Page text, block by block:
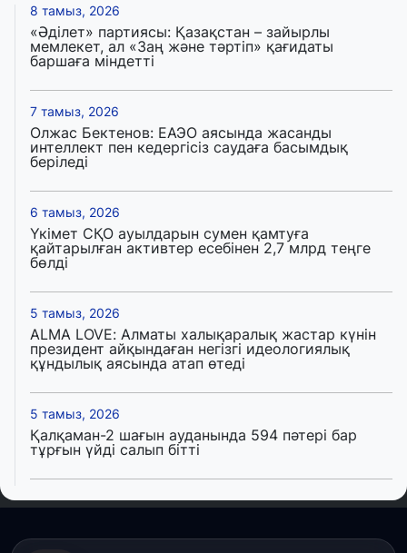
8 тамыз, 2026
«Әділет» партиясы: Қазақстан – зайырлы
мемлекет, ал «Заң және тәртіп» қағидаты
баршаға міндетті
7 тамыз, 2026
Олжас Бектенов: ЕАЭО аясында жасанды
интеллект пен кедергісіз саудаға басымдық
беріледі
6 тамыз, 2026
Үкімет СҚО ауылдарын сумен қамтуға
қайтарылған активтер есебінен 2,7 млрд теңге
бөлді
5 тамыз, 2026
ALMA LOVE: Алматы халықаралық жастар күнін
президент айқындаған негізгі идеологиялық
құндылық аясында атап өтеді
5 тамыз, 2026
Қалқаман-2 шағын ауданында 594 пәтері бар
тұрғын үйді салып бітті
4 тамыз, 2026
артады – Үкімет отырысы